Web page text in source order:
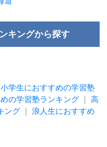
キングから探す
小学生におすすめの学習塾
の学習塾ランキング
高
ング
浪人生におすすめ